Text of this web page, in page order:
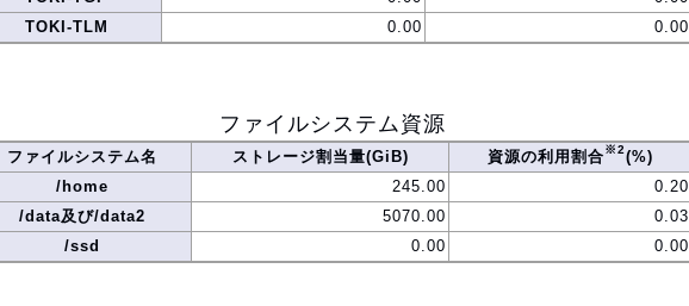
TOKI-TLM
0.00 0.00
ファイルシステム資源
ファイルシステム名 ストレージ割当量(GiB) 資源の利用割合※2(%)
/home
245.00
0.20
/data及び/data2
5070.00
0.03
/ssd
0.00 0.00